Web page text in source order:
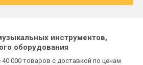
инструментов,
оборудования
40 000 товаров с доставкой по ценам